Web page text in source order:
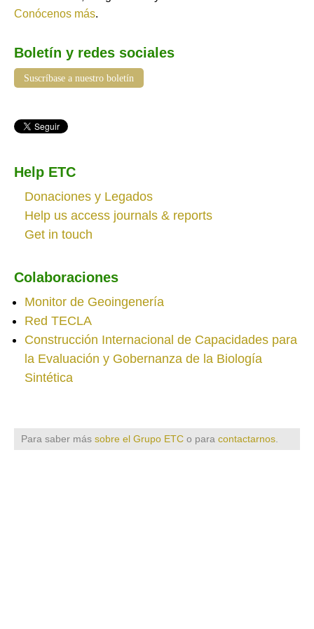
Conócenos más.
Boletín y redes sociales
Suscríbase a nuestro boletín
Help ETC
Donaciones y Legados
Help us access journals & reports
Get in touch
Colaboraciones
Monitor de Geoingenería
Red TECLA
Construcción Internacional de Capacidades para
la Evaluación y Gobernanza de la Biología
Sintética
Para saber más sobre el Grupo ETC o para contactarnos